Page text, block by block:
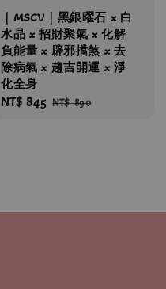
｜MSCV｜黑銀曜石 x 白
水晶 x 招財聚氣 x 化解
負能量 x 辟邪擋煞 x 去
除病氣 x 趨吉開運 x 淨
化全身
Sale
NT$ 845 Regular
NT$ 890